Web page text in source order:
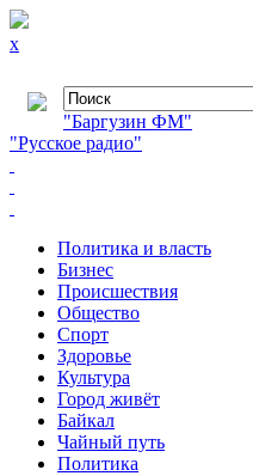
x
"Баргузин ФМ"
"Русское радио"
Политика и власть
Бизнес
Происшествия
Общество
Cпорт
Здоровье
Культура
Город живёт
Байкал
Чайный путь
Политика